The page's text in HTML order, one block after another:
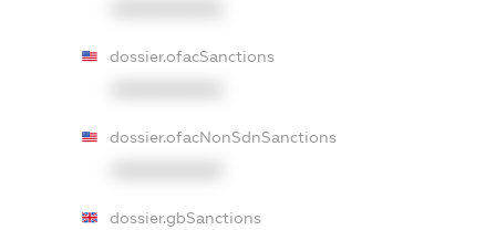
dossier.ofacSanctions
dossier.ofacNonSdnSanctions
dossier.gbSanctions